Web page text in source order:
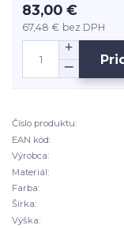
83,00 €
67,48 € bez DPH
Číslo produktu:
EAN kód:
Výrobca:
Materiál:
Farba:
Šírka:
Výška: